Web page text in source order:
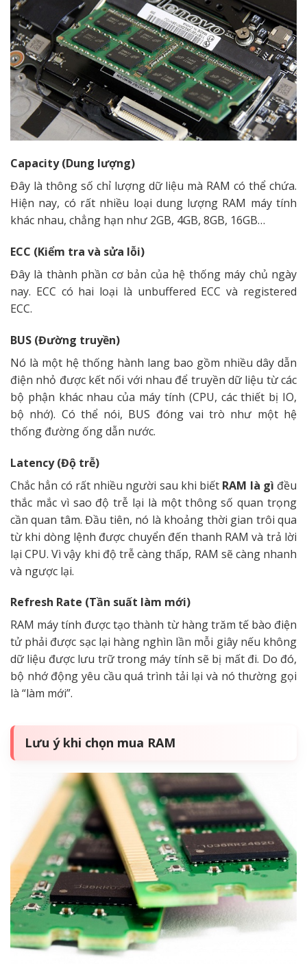
Capacity (Dung lượng)
Đây là thông số chỉ lượng dữ liệu mà RAM có thể chứa.
Hiện nay, có rất nhiều loại dung lượng RAM máy tính
khác nhau, chẳng hạn như 2GB, 4GB, 8GB, 16GB…
ECC (Kiểm tra và sửa lỗi)
Đây là thành phần cơ bản của hệ thống máy chủ ngày
nay. ECC có hai loại là unbuffered ECC và registered
ECC.
BUS (Đường truyền)
Nó là một hệ thống hành lang bao gồm nhiều dây dẫn
điện nhỏ được kết nối với nhau để truyền dữ liệu từ các
bộ phận khác nhau của máy tính (CPU, các thiết bị IO,
bộ nhớ). Có thể nói, BUS đóng vai trò như một hệ
thống đường ống dẫn nước.
Latency (Độ trễ)
Chắc hẳn có rất nhiều người sau khi biết RAM là gì đều
thắc mắc vì sao độ trễ lại là một thông số quan trọng
cần quan tâm. Đầu tiên, nó là khoảng thời gian trôi qua
từ khi dòng lệnh được chuyển đến thanh RAM và trả lời
lại CPU. Vì vậy khi độ trễ càng thấp, RAM sẽ càng nhanh
và ngược lại.
Refresh Rate (Tần suất làm mới)
RAM máy tính được tạo thành từ hàng trăm tế bào điện
tử phải được sạc lại hàng nghìn lần mỗi giây nếu không
dữ liệu được lưu trữ trong máy tính sẽ bị mất đi. Do đó,
bộ nhớ động yêu cầu quá trình tải lại và nó thường gọi
là “làm mới”.
Lưu ý khi chọn mua RAM